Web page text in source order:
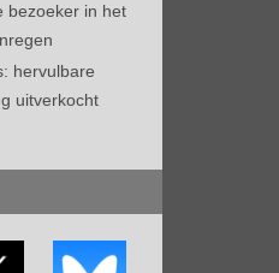
bezoeker in het
hervulbare
uitverkocht